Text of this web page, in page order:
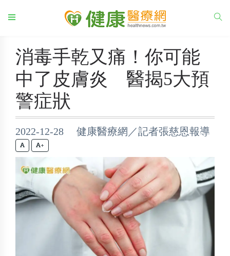
消毒手乾又痛！你可能
中了皮膚炎 醫揭5大預
警症狀
2022-12-28 健康醫療網／記者張慈恩報導
+